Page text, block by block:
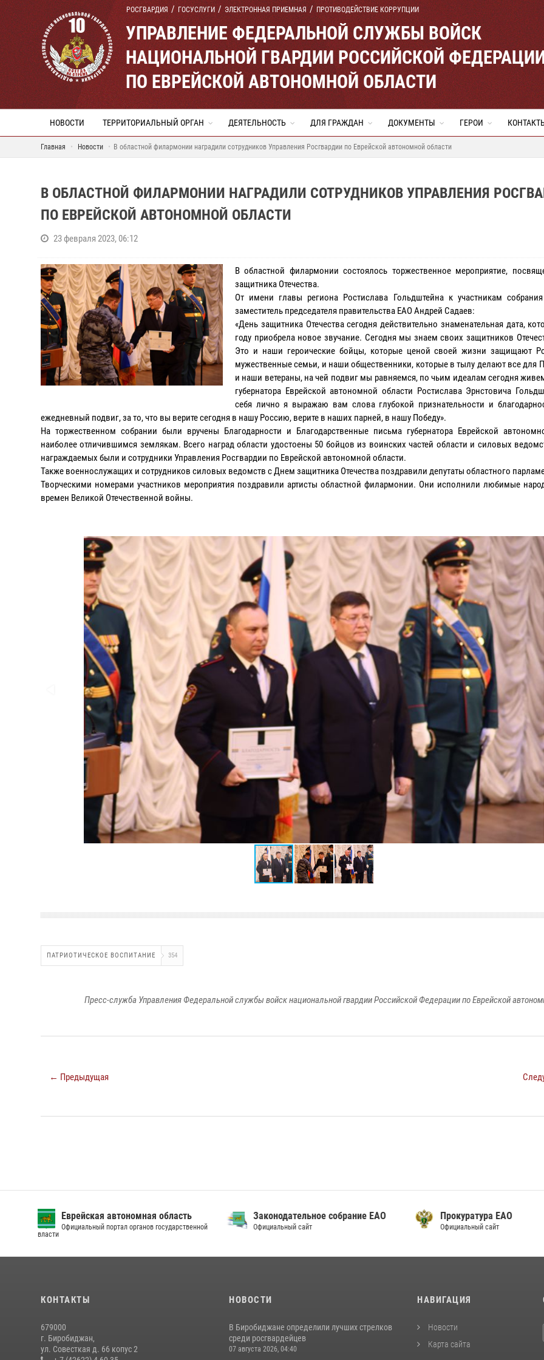
РОСГВАРДИЯ ГОСУСЛУГИ ЭЛЕКТРОННАЯ ПРИЕМНАЯ ПРОТИВОДЕЙСТВИЕ КОРРУПЦИИ
УПРАВЛЕНИЕ ФЕДЕРАЛЬНОЙ СЛУЖБЫ ВОЙСК
НАЦИОНАЛЬНОЙ ГВАРДИИ РОССИЙСКОЙ
ПО ЕВРЕЙСКОЙ АВТОНОМНОЙ ОБЛАСТИ
НОВОСТИ ТЕРРИТОРИАЛЬНЫЙ ОРГАН ДЕЯТЕЛЬНОСТЬ ДЛЯ ГРАЖДАН ДОКУМЕНТЫ ГЕРОИ
Главная Новости В областной филармонии наградили сотрудников Управления Росгвардии по Еврейской автономной области
В ОБЛАСТНОЙ ФИЛАРМОНИИ НАГРАДИЛИ СОТРУДНИКОВ УПРАВЛЕНИЯ
ПО ЕВРЕЙСКОЙ АВТОНОМНОЙ ОБЛАСТИ
23 февраля 2023, 06:12
В областной филармонии состоялось торжественное мероприятие,
защитника Отечества.
От имени главы региона Ростислава Гольдштейна к участникам собрания
заместитель председателя правительства ЕАО Андрей Садаев:
«День защитника Отечества сегодня действительно знаменательная дата,
году приобрела новое звучание. Сегодня мы знаем своих защитников
Это и наши героические бойцы, которые ценой своей жизни защищают
мужественные семьи, и наши общественники, которые в тылу делают все для
и наши ветераны, на чей подвиг мы равняемся, по чьим идеалам сегодня
губернатора Еврейской автономной области Ростислава Эрнстовича
себя лично я выражаю вам слова глубокой признательности и
ежедневный подвиг, за то, что вы верите сегодня в нашу Россию, верите в наших парней, в нашу Победу».
На торжественном собрании были вручены Благодарности и Благодарственные письма губернатора Еврейской
наиболее отличившимся землякам. Всего наград области удостоены 50 бойцов из воинских частей области и силовых
награждаемых были и сотрудники Управления Росгвардии по Еврейской автономной области.
Также военнослужащих и сотрудников силовых ведомств с Днем защитника Отечества поздравили депутаты областного
Творческими номерами участников мероприятия поздравили артисты областной филармонии. Они исполнили любимые
времен Великой Отечественной войны.
ПАТРИОТИЧЕСКОЕ ВОСПИТАНИЕ 354
Пресс-служба Управления Федеральной службы войск национальной гвардии Российской Федерации по Еврейской
← Предыдущая
Еврейская автономная область
Официальный портал органов государственной
власти
Законодательное собрание ЕАО
Официальный сайт
Прокуратура ЕАО
Официальный сайт
КОНТАКТЫ
679000
г. Биробиджан,
ул. Совесткая д. 66 копус 2
НОВОСТИ
В Биробиджане определили лучших стрелков
среди росгвардейцев
07 августа 2026, 04:40
НАВИГАЦИЯ
Новости
Карта сайта